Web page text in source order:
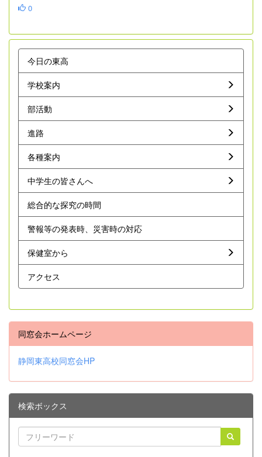
0
今日の東高
学校案内
部活動
進路
各種案内
中学生の皆さんへ
総合的な探究の時間
警報等の発表時、災害時の対応
保健室から
アクセス
同窓会ホームページ
静岡東高校同窓会HP
検索ボックス